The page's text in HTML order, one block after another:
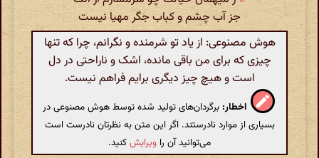
جز آب چشم و کباب جگر مهیا نیست
هوش مصنوعی: از یاد تو شرمنده و نگرانم، چرا که تنها
چیزی که برای من باقی مانده، اشک و ناراحتی در دل
است و هیچ چیز دیگری برایم فراهم نیست.
اخطار: برگردان‌های تولید شده توسط هوش مصنوعی در
بسیاری از موارد نادرستند. اگر این متن به نظرتان نادرست است
می‌توانید آن را ویرایشکنید.